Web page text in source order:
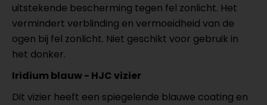
uitstekende bescherming tegen fel zonlicht. Het
vermindert verblinding en vermoeidheid van de
ogen bij fel zonlicht. Niet geschikt voor gebruik in
het donker.
Iridium blauw - HJC vizier
Dit vizier heeft een spiegelende blauwe coating en